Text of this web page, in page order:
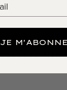
JE M'ABONNE